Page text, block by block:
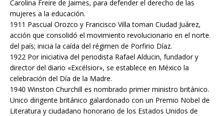
Carolina Freire de Jaimes, para defender el derecho de las
mujeres a la educación.
1911 Pascual Orozco y Francisco Villa toman Ciudad Juárez,
acción que consolidó el movimiento revolucionario en el norte
del país; inicia la caída del régimen de Porfirio Díaz.
1922 Por iniciativa del periodista Rafael Alducin, fundador y
director del diario «Excélsior», se establece en México la
celebración del Día de la Madre.
1940 Winston Churchill es nombrado primer ministro británico.
Unico dirigente británico galardonado con un Premio Nobel de
Literatura y ciudadano honorario de los Estados Unidos de